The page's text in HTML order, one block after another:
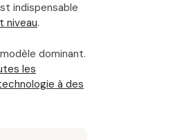
indispensable
niveau.
dominant.
les
à des